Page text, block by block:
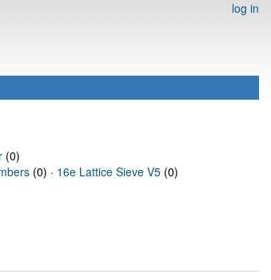
log in
(0)
(0) · 16e Lattice Sieve V5 (0)